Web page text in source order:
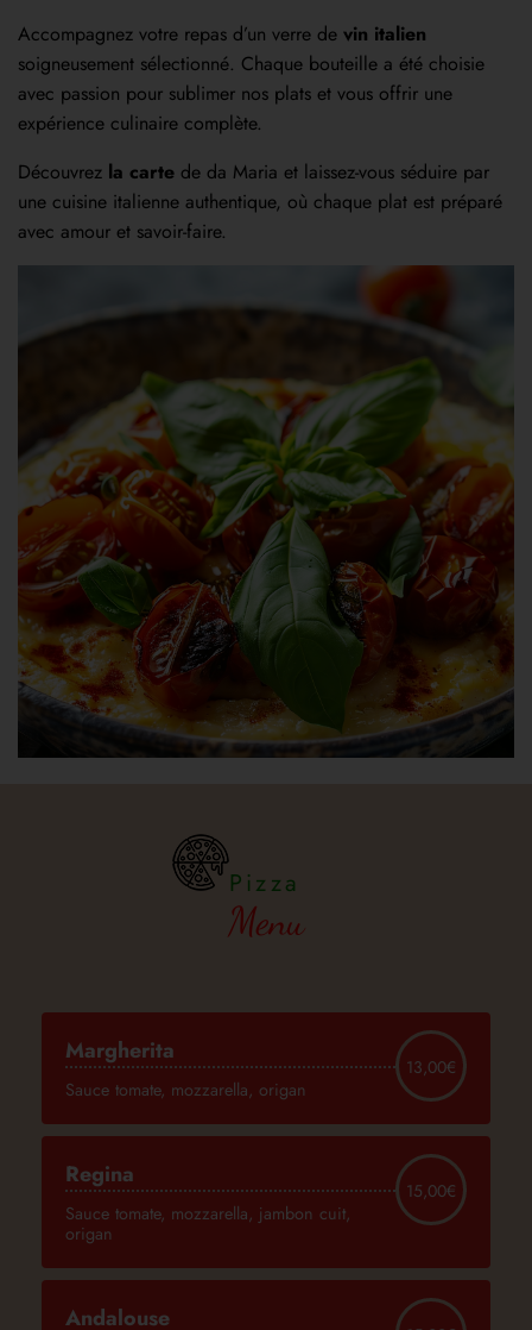
Accompagnez votre repas d’un verre de vin italien
soigneusement sélectionné. Chaque bouteille a été choisie
avec passion pour sublimer nos plats et vous offrir une
expérience culinaire complète.
Découvrez la carte de da Maria et laissez-vous séduire par
une cuisine italienne authentique, où chaque plat est préparé
avec amour et savoir-faire.
Pizza
Menu
Margherita
13,00€
Sauce tomate, mozzarella, origan
Regina
15,00€
Sauce tomate, mozzarella, jambon cuit,
origan
Andalouse